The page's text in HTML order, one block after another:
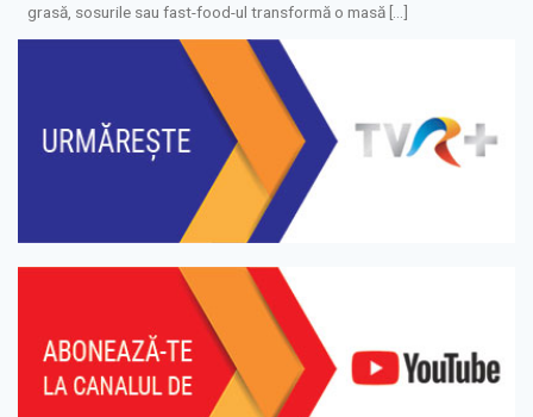
grasă, sosurile sau fast-food-ul transformă o masă […]